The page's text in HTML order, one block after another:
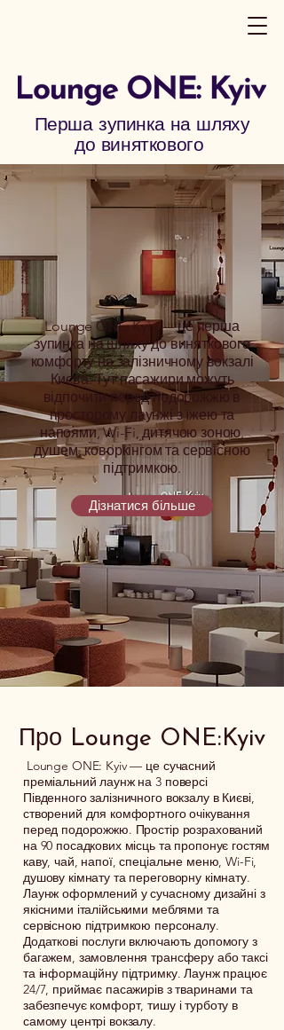
Перша зупинка на шляху
до виняткового
Lounge ONE: Kyiv — це перша
зупинка на шляху до виняткового
комфорту на залізничному вокзалі
Києва. Тут пасажири можуть
відпочити перед подорожжю в
просторому лаунжі з їжею та
напоями, Wi-Fi, дитячою зоною,
душем, коворкінгом та сервісною
підтримкою.
Дізнатися більше
Про Lounge ONE:Kyiv
Lounge ONE: Kyiv — це сучасний
преміальний лаунж на 3 поверсі
Південного залізничного вокзалу в Києві,
створений для комфортного очікування
перед подорожжю. Простір розрахований
на 90 посадкових місць та пропонує гостям
каву, чай, напої, спеціальне меню, Wi-Fi,
душову кімнату та переговорну кімнату.
Лаунж оформлений у сучасному дизайні з
якісними італійськими меблями та
сервісною підтримкою персоналу.
Додаткові послуги включають допомогу з
багажем, замовлення трансферу або таксі
та інформаційну підтримку. Лаунж працює
24/7, приймає пасажирів з тваринами та
забезпечує комфорт, тишу і турботу в
самому центрі вокзалу.